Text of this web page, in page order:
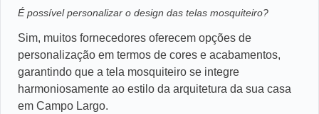
É possível personalizar o design das telas mosquiteiro?
Sim, muitos fornecedores oferecem opções de
personalização em termos de cores e acabamentos,
garantindo que a tela mosquiteiro se integre
harmoniosamente ao estilo da arquitetura da sua casa
em Campo Largo.